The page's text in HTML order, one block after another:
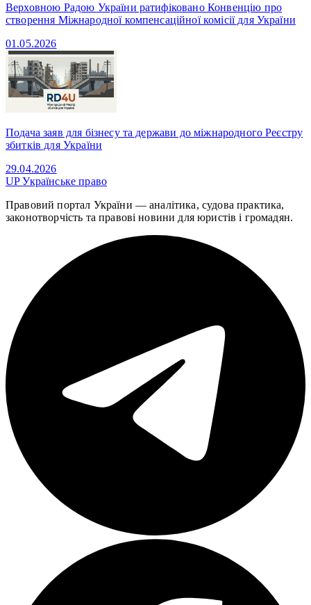
Верховною Радою України ратифіковано Конвенцію про
створення Міжнародної компенсаційної комісії для України
01.05.2026
Подача заяв для бізнесу та держави до міжнародного Реєстру
збитків для України
29.04.2026
UPУкраїнське право
Правовий портал України — аналітика, судова практика,
законотворчість та правові новини для юристів і громадян.